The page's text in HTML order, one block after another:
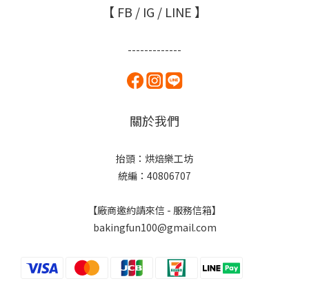
【 FB / IG / LINE 】
-------------
關於我們
抬頭：烘焙樂工坊
統編：40806707
【廠商邀約請來信 - 服務信箱】
bakingfun100@gmail.com